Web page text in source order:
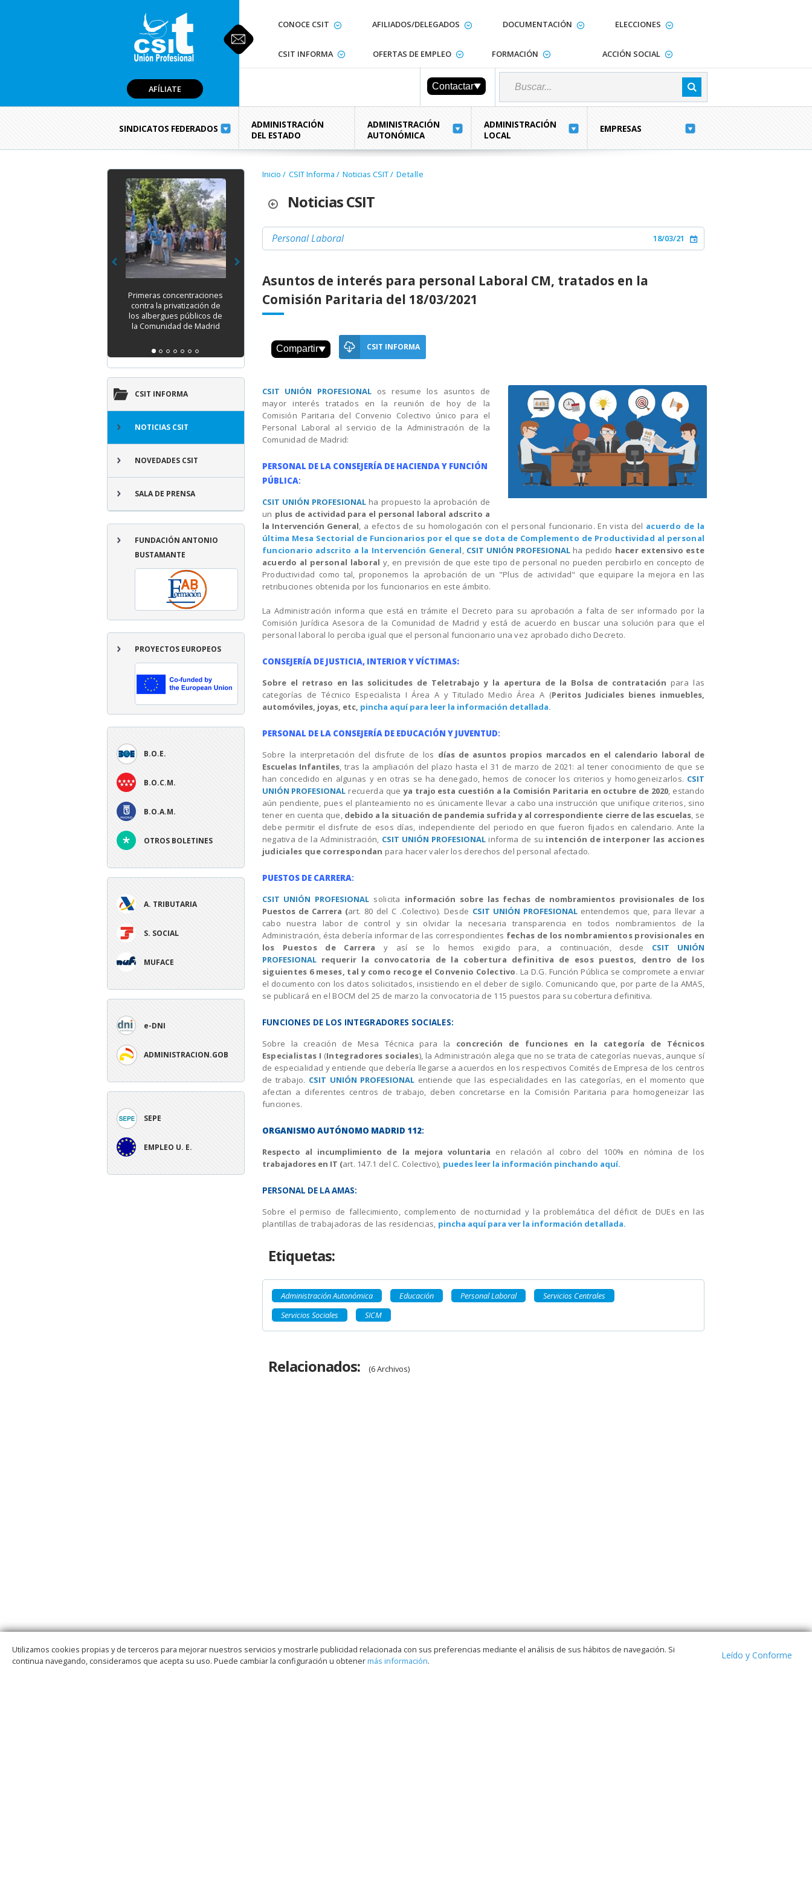
AFÍLIATE
CONOCE CSIT AFILIADOS/DELEGADOS DOCUMENTACIÓN ELECCIONES
CSIT INFORMA OFERTAS DE EMPLEO FORMACIÓN ACCIÓN SOCIAL
Contactar
SINDICATOS FEDERADOS
ADMINISTRACIÓN
DEL ESTADO
ADMINISTRACIÓN
AUTONÓMICA
ADMINISTRACIÓN
LOCAL
EMPRESAS
Primeras concentraciones
contra la privatización de
los albergues públicos de
la Comunidad de Madrid
CSIT UNIÓN PROFESIONAL
reúne a expertos
delegados sindicales en
Prevención de Riesgos
Laborales"
Previous Next
CSIT INFORMA
NOTICIAS CSIT
NOVEDADES CSIT
SALA DE PRENSA
FUNDACIÓN ANTONIO
BUSTAMANTE
PROYECTOS EUROPEOS
B.O.E.
B.O.C.M.
B.O.A.M.
OTROS BOLETINES
A. TRIBUTARIA
S. SOCIAL
MUFACE
e-DNI
ADMINISTRACION.GOB
SEPE
EMPLEO U. E.
Inicio / CSIT Informa / Noticias CSIT/ Detalle
Noticias CSIT
Personal Laboral 18/03/21
Asuntos de interés para personal Laboral CM, tratados en la
Comisión Paritaria del 18/03/2021
Compartir CSIT INFORMA
CSIT UNIÓN PROFESIONALos resume los asuntos de
mayor interés tratados en la reunión de hoy de la
Comisión Paritaria del Convenio Colectivo único para el
Personal Laboral al servicio de la Administración de la
Comunidad de Madrid:
PERSONAL DE LA CONSEJERÍA DE HACIENDA Y FUNCIÓN
PÚBLICA:
CSIT UNIÓN PROFESIONALha propuesto la aprobación de
un plus de actividad para el personal laboral adscrito a
la Intervención General, a efectos de su homologación con el personal funcionario. En vista del acuerdo de la
última Mesa Sectorial de Funcionarios por el que se dota de Complemento de Productividad al personal
funcionario adscrito a la Intervención General, CSIT UNIÓN PROFESIONALha pedido hacer extensivo este
acuerdo al personal laboral y, en previsión de que este tipo de personal no pueden percibirlo en concepto de
Productividad como tal, proponemos la aprobación de un "Plus de actividad" que equipare la mejora en las
retribuciones obtenida por los funcionarios en este ámbito.
La Administración informa que está en trámite el Decreto para su aprobación a falta de ser informado por la
Comisión Jurídica Asesora de la Comunidad de Madrid y está de acuerdo en buscar una solución para que el
personal laboral lo perciba igual que el personal funcionario una vez aprobado dicho Decreto.
CONSEJERÍA DE JUSTICIA, INTERIOR Y VÍCTIMAS:
Sobre el retraso en las solicitudes de Teletrabajo y la apertura de la Bolsa de contratación para las
categorías de Técnico Especialista I Área A y Titulado Medio Área A (Peritos Judiciales bienes inmuebles,
automóviles, joyas, etc, pincha aquí para leer la información detallada.
PERSONAL DE LA CONSEJERÍA DE EDUCACIÓN Y JUVENTUD:
Sobre la interpretación del disfrute de los días de asuntos propios marcados en el calendario laboral de
Escuelas Infantiles, tras la ampliación del plazo hasta el 31 de marzo de 2021: al tener conocimiento de que se
han concedido en algunas y en otras se ha denegado, hemos de conocer los criterios y homogeneizarlos. CSIT
UNIÓN PROFESIONAL recuerda queya trajo esta cuestión a la Comisión Paritaria en octubre de 2020, estando
aún pendiente, pues el planteamiento no es únicamente llevar a cabo una instrucción que unifique criterios, sino
tener en cuenta que, debido a la situación de pandemia sufrida y al correspondiente cierre de las escuelas, se
debe permitir el disfrute de esos días, independiente del periodo en que fueron fijados en calendario.Ante la
negativa de la Administración, CSIT UNIÓN PROFESIONALinforma de su intención de interponer las acciones
judiciales que correspondan para hacer valer los derechos del personal afectado.
PUESTOS DE CARRERA:
CSIT UNIÓN PROFESIONAL solicita información sobre las fechas de nombramientos provisionales de los
Puestos de Carrera (art. 80 del C .Colectivo). Desde CSIT UNIÓN PROFESIONALentendemos que, para llevar a
cabo nuestra labor de control y sin olvidar la necesaria transparencia en todos nombramientos de la
Administración, ésta debería informar de las correspondientes fechas de los nombramientos provisionales en
los Puestos de Carrera y así se lo hemos exigido para, a continuación, desde CSIT UNIÓN
PROFESIONAL requerir la convocatoria de la cobertura definitiva de esos puestos, dentro de los
siguientes 6 meses, tal y como recoge el Convenio Colectivo. La D.G. Función Pública se compromete a enviar
el documento con los datos solicitados, insistiendo en el deber de sigilo. Comunicando que, por parte de la AMAS,
se publicará en el BOCM del 25 de marzo la convocatoria de 115 puestos para su cobertura definitiva.
FUNCIONES DE LOS INTEGRADORES SOCIALES:
Sobre la creación de Mesa Técnica para la concreción de funciones en la categoría de Técnicos
Especialistas I (Integradores sociales), la Administración alega que no se trata de categorías nuevas, aunque sí
de especialidad y entiende que debería llegarse a acuerdos en los respectivos Comités de Empresa de los centros
de trabajo. CSIT UNIÓN PROFESIONALentiende que las especialidades en las categorías, en el momento que
afectan a diferentes centros de trabajo, deben concretarse en la Comisión Paritaria para homogeneizar las
funciones.
ORGANISMO AUTÓNOMO MADRID 112:
Respecto al incumplimiento de la mejora voluntaria en relación al cobro del 100% en nómina de los
trabajadores en IT (art. 147.1 del C. Colectivo), puedes leer la información pinchando aquí.
PERSONAL DE LA AMAS:
Sobre el permiso de fallecimiento, complemento de nocturnidad y la problemática del déficit de DUEs en las
plantillas de trabajadoras de las residencias, pincha aquí para ver la información detallada.
Etiquetas:
Administración Autonómica Educación Personal Laboral
Servicios Centrales
Servicios Sociales
SICM
Relacionados: (6 Archivos)
Utilizamos cookies propias y de terceros para mejorar nuestros servicios y mostrarle publicidad relacionada con sus preferencias mediante el análisis de sus hábitos de navegación. Si
continua navegando, consideramos que acepta su uso. Puede cambiar la configuración u obtenermás información. Leído y Conforme